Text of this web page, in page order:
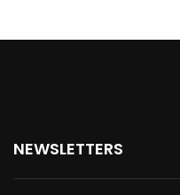
NEWSLETTERS